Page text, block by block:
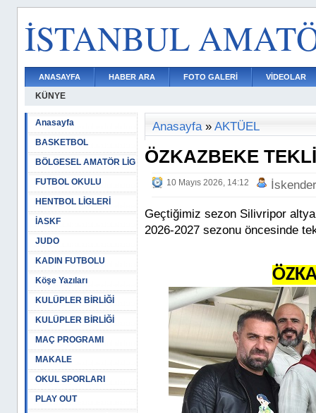
İSTANBUL
ANASAYFA HABER ARA FOTO GALERİ VİDEOLAR
KÜNYE
Anasayfa
BASKETBOL
BÖLGESEL AMATÖR LİG
FUTBOL OKULU
HENTBOL LİGLERİ
İASKF
JUDO
KADIN FUTBOLU
Köşe Yazıları
KULÜPLER BİRLİĞİ
KULÜPLER BİRLİĞİ
MAÇ PROGRAMI
MAKALE
OKUL SPORLARI
PLAY OUT
Anasayfa» AKTÜEL
ÖZKAZBEKE
10 Mayıs 2026, 14:12
Geçtiğimiz sezon Silivripor
2026-2027 sezonu öncesinde